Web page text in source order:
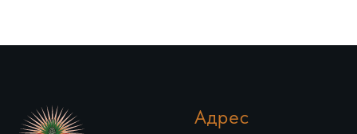
Адрес